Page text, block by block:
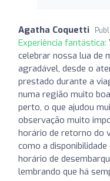
Agatha Coquetti
Experiência fantástica:
celebrar nossa lua de
agradável, desde o
prestado durante a
numa região muito
perto, o que ajudou
observação muito
horário de retorno do
como a
horário de
lembrando que há